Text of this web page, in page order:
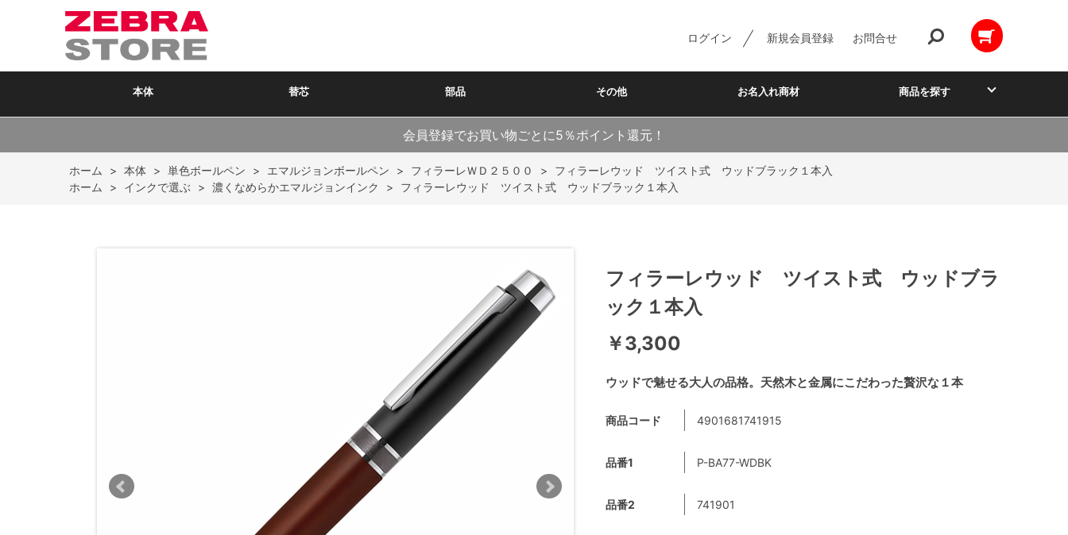
ログイン 新規会員登録 お問合せ
本体 替芯 部品 その他 お名入れ商材 商品を探す
会員登録でお買い物ごとに5％ポイント還元！
ホーム > 本体 > 単色ボールペン > エマルジョンボールペン > フィラーレＷＤ２５００ >
フィラーレウッド ツイスト式 ウッドブラック１本入
ホーム
> インクで選ぶ > 濃くなめらかエマルジョンインク > フィラーレウッド ツイスト式 ウッドブラック１本入
ウッドで魅せる大人の品格。天然木と金属にこだわった贅沢な１本
フィラーレウッド ツイスト式 ウッドブラ
ック１本入
￥3,300
商品コード 4901681741915
品番1 P-BA77-WDBK
品番2 741901